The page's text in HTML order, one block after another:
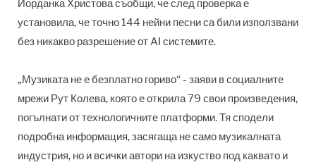
Йорданка Христова съобщи, че след проверка е
установила, че точно 144 нейни песни са били използвани
без никакво разрешение от AI системите.
„Музиката не е безплатно гориво“ - заяви в социалните
мрежи Рут Колева, която е открила 79 свои произведения,
погълнати от технологичните платформи. Тя сподели
подробна информация, засягаща не само музикалната
индустрия, но и всички автори на изкуство под каквато и